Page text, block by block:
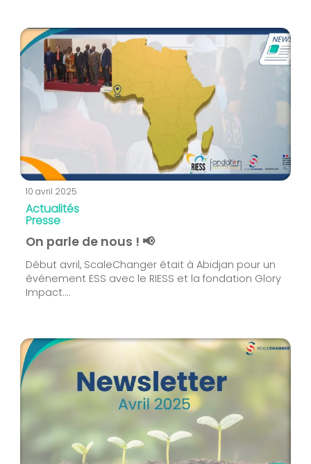
10 avril 2025
Actualités
Presse
On parle de nous ! 📢
Début avril, ScaleChanger était à Abidjan pour un
événement ESS avec le RIESS et la fondation Glory
Impact....